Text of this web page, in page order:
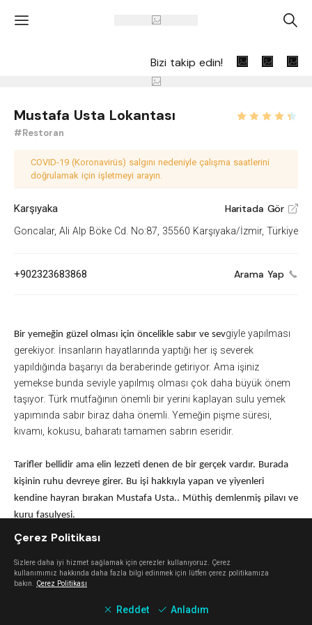
' A
Bizi takip edin!
Mustafa Usta Lokantası
#Restoran
COVID-19 (Koronavirüs) salgını nedeniyle çalışma saatlerini
doğrulamak için işletmeyi arayın.
Karşıyaka Haritada Gör V
Goncalar, Ali Alp Böke Cd. No:87, 35560 Karşıyaka/İzmir, Türkiye
+902323683868 Arama Yap
Bir yemeğin güzel olması için öncelikle sabır ve sevgiyle yapılması
gerekiyor. İnsanların hayatlarında yaptığı her iş severek
yapıldığında başarıyı da beraberinde getiriyor. Ama işiniz
yemekse bunda seviyle yapılmış olması çok daha büyük önem
taşıyor. Türk mutfağının önemli bir yerini kaplayan sulu yemek
yapımında sabır biraz daha önemli. Yemeğin pişme süresi,
kıvamı, kokusu, baharatı tamamen sabrın eseridir.
Tarifler bellidir ama elin lezzeti denen de bir gerçek vardır. Burada
kişinin ruhu devreye girer. Bu işi hakkıyla yapan ve yiyenleri
kendine hayran bırakan Mustafa Usta.. Müthiş demlenmiş pilavı ve
kuru fasulyesi.
Mustafa Usta Lokantası
bir esnaf lokantası. Tipik bir aile işletmesi olan mekan; Mustafa
Usta, eşi ve oğlu tarafından işletiliyor.
Lokantanın menüsü genel olarak günlük olarak değişiyor. Ama
Çerez Politikası
Sizlere daha iyi hizmet sağlamak için çerezler kullanıyoruz. Çerez
kullanımımız hakkında daha fazla bilgi edinmek için lütfen çerez politikamıza
bakın. Çerez Politikası
Reddet Anladım